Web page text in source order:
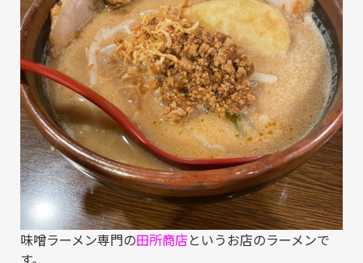
味噌ラーメン専門の田所商店というお店のラーメンで